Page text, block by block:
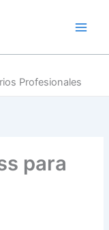
Profesionales
para